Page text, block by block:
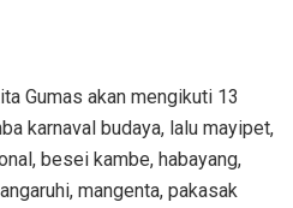
Gumas akan mengikuti 13
karnaval budaya, lalu mayipet,
besei kambe, habayang,
mangenta, pakasak